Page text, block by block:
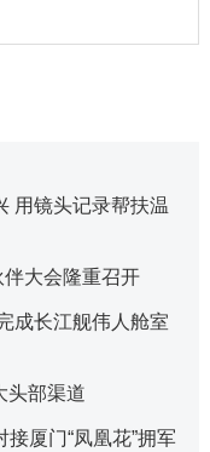
用镜头记录帮扶温
大会隆重召开
成长江舰伟人舱室
头部渠道
厦门“凤凰花”拥军